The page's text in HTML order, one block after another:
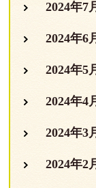
2024年7
2024年6
2024年5
2024年4
2024年3
2024年2